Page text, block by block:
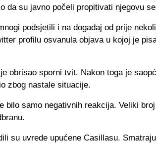
da su javno počeli propitivati njegovu
podsjetili i na događaj od prije
profilu osvanula objava u kojoj je
obrisao sporni tvit. Nakon toga je
zbog nastale situacije.
bilo samo negativnih reakcija. Veliki
su uvrede upućene Casillasu.